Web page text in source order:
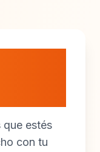
que estés
con tu